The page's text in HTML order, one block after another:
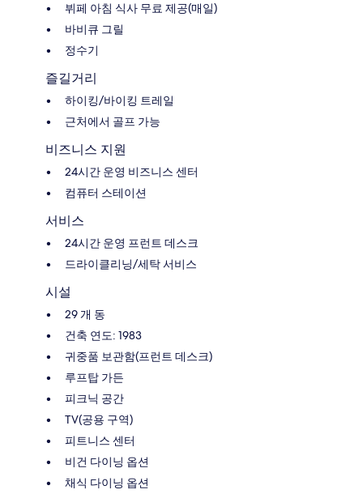
뷔페 아침 식사 무료 제공(매일)
바비큐 그릴
정수기
즐길거리
하이킹/바이킹 트레일
근처에서 골프 가능
비즈니스 지원
24시간 운영 비즈니스 센터
컴퓨터 스테이션
서비스
24시간 운영 프런트 데스크
드라이클리닝/세탁 서비스
시설
29 개 동
건축 연도: 1983
귀중품 보관함(프런트 데스크)
루프탑 가든
피크닉 공간
TV(공용 구역)
피트니스 센터
비건 다이닝 옵션
채식 다이닝 옵션